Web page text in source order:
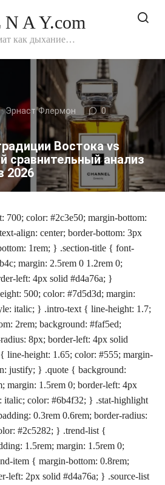
A Y.com
как дыхание…
Эрнаст Флермон
0
Востока vs
сравнительный анализ
2026
700; color: #2c3e50; margin-bottom:
align: center; border-bottom: 3px
1rem; } .section-title { font-
margin: 2.5rem 0 1.2rem 0;
left: 4px solid #d4a76a; }
500; color: #7d5d3d; margin:
italic; } .intro-text { line-height: 1.7;
2rem; background: #faf5ed;
8px; border-left: 4px solid
line-height: 1.65; color: #555; margin-
justify; } .quote { background:
margin: 1.5rem 0; border-left: 4px
italic; color: #6b4f32; } .stat-highlight
0.3rem 0.6rem; border-radius:
#2c5282; } .trend-list {
1.5rem; margin: 1.5rem 0;
item { margin-bottom: 0.8rem;
left: 2px solid #d4a76a; } .source-list